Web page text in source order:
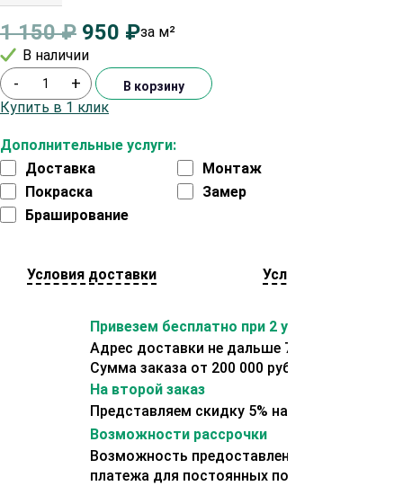
1 150₽ 950 ₽за м²
В наличии
Дополнительные услуги:
Доставка
Монтаж
Покраска
Замер
Браширование
- + В корзину
Купить в 1 клик
Условия доставки Условия оплаты
Привезем бесплатно при 2 условиях:
Адрес доставки не дальше 70 км от склада.
Сумма заказа от 200 000 рублей.
На второй заказ
Представляем скидку 5% на второй заказ
Возможности рассрочки
Возможность предоставления отсрочки
платежа для постоянных покупателей.